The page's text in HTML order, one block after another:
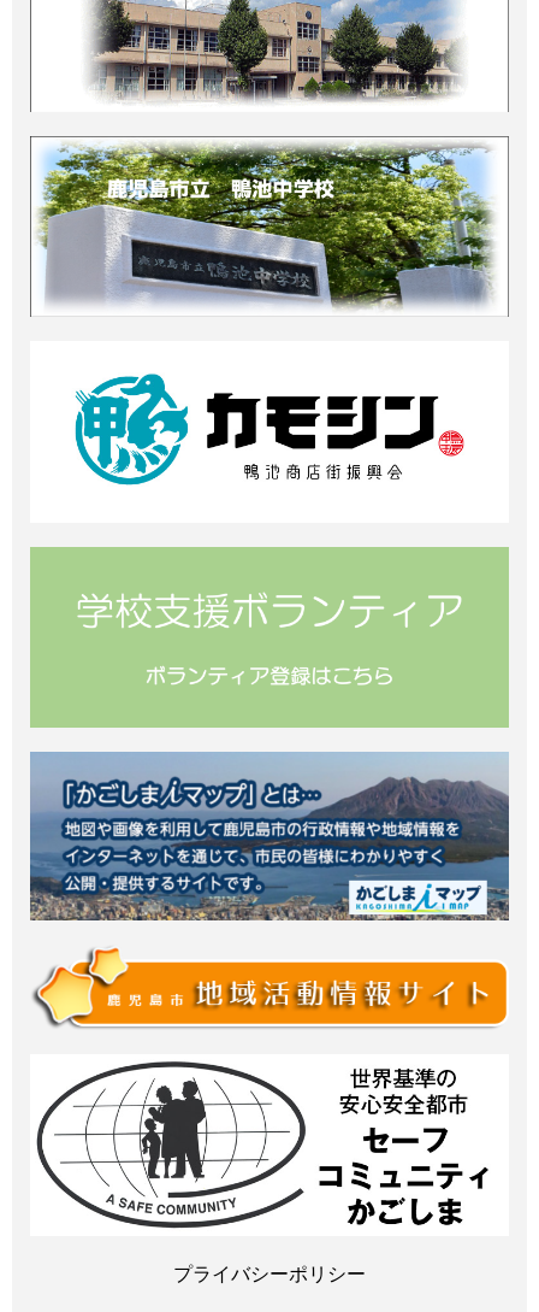
プライバシーポリシー